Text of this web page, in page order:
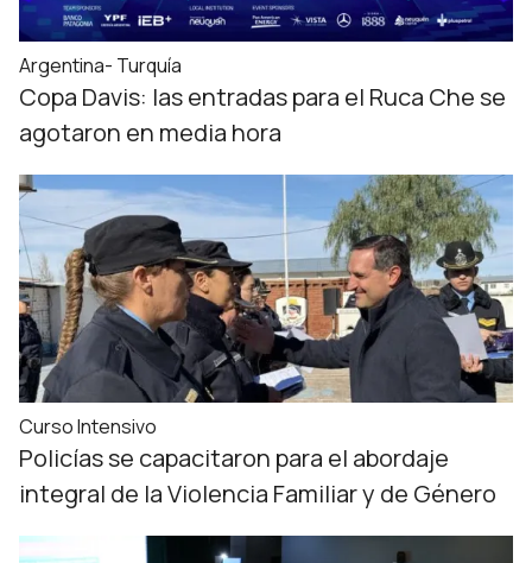
Argentina- Turquía
Copa Davis: las entradas para el Ruca Che se
agotaron en media hora
Curso Intensivo
Policías se capacitaron para el abordaje
integral de la Violencia Familiar y de Género